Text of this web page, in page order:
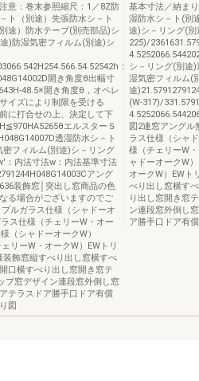
意：巻末参照縮尺：1／8Z防
ト（別途）先張防水シ－ト
途）防水テープ(別売部品)シ
)防湿気密フィルム(別途)シ
：
開き角度θ出幅寸
48.5※開き角度θ，オペレ
イズにより制限を受ける
に打合せの上、決定して下
エルスターＳ
透湿防水シ－ト
フィルム(別途)シ－リング
：内法寸法w：内法基準寸法
アング
装飾窓│突出し窓商品の色
る場合がございますのでご
ルガラス仕様（シャドーオ
ス仕様（チェリーW・オー
（シャドーオークW）
リーW・オークW）EWトリ
装飾窓縦すべり出し窓横すべ
口横すべり出し窓開き窓テ
プ窓デザイン連段窓外倒し窓
テラスドア勝手口ドア有償
図
基本寸法／納ま
湿防水シ－ト(別
途)シ－リング(別
225)/
シ－リング(別途
湿気密フィルム(
途
(W-317)/
図2連窓アング
ラス仕様（シャ
様（チェリーW
ャドーオークW
オークW）EWト
べり出し窓横す
り出し窓開き窓
ン連段窓外倒し
ア勝手口ドア有